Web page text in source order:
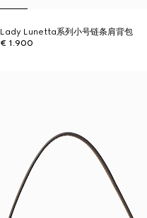
Lady Lunetta系列小号链条肩背包
€ 1.900